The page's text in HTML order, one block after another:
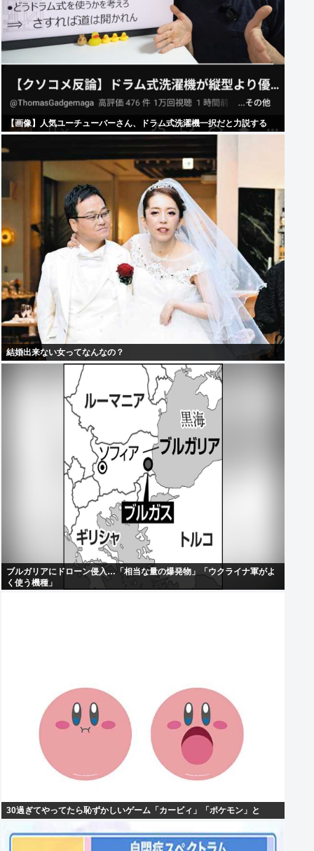
【画像】人気ユーチューバーさん、ドラム式洗濯機一択だと力説する
結婚出来ない女ってなんなの？
ブルガリアにドローン侵入…「相当な量の爆発物」「ウクライナ軍がよ
く使う機種」
30過ぎてやってたら恥ずかしいゲーム「カービィ」「ポケモン」と